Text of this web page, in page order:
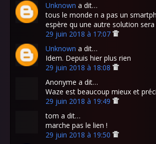
Unknown a dit…
tous le monde n a pas un
espère qu une autre solution
29 juin 2018 à 17:07
Unknown a dit…
Idem. Depuis hier plus rien
29 juin 2018 à 18:08
Anonyme a dit…
Waze est beaucoup mieux et
29 juin 2018 à 19:49
tom a dit…
marche pas le lien !
29 juin 2018 à 19:50